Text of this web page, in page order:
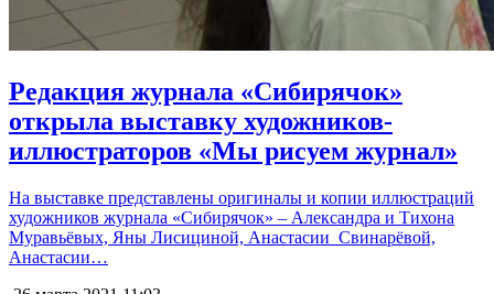
Редакция журнала «Сибирячок»
открыла выставку художников-
иллюстраторов «Мы рисуем журнал»
На выставке представлены оригиналы и копии иллюстраций
художников журнала «Сибирячок» – Александра и Тихона
Муравьёвых, Яны Лисициной, Анастасии Свинарёвой,
Анастасии…